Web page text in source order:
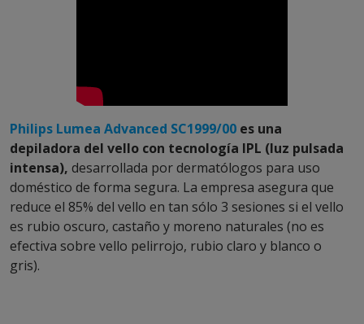
Philips Lumea Advanced SC1999/00 es una
depiladora del vello con tecnología IPL (luz pulsada
intensa), desarrollada por dermatólogos para uso
doméstico de forma segura. La empresa asegura que
reduce el 85% del vello en tan sólo 3 sesiones si el vello
es rubio oscuro, castaño y moreno naturales (no es
efectiva sobre vello pelirrojo, rubio claro y blanco o
gris).